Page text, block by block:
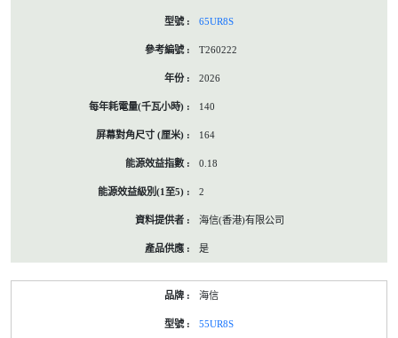
65UR8S
T260222
2026
140
164
0.18
2
海信(香港)有限公司
是
海信
55UR8S